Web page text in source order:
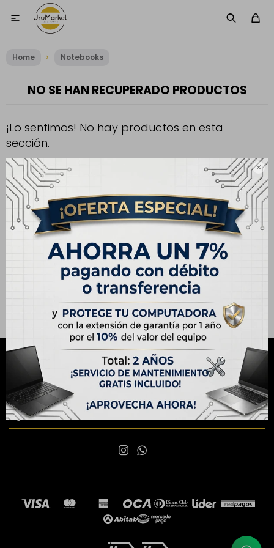


Home Notebooks
NO SE HAN RECUPERADO PRODUCTOS
¡Lo sentimos! No hay productos en esta
sección.
Inténtalo nuevamente con otros criterios de filtrado o busca en
otras secciones de nuestro catálogo.
Filtrando por: Generación:Gen10
NEWSLETTER
¡Suscribite y recibí todas nuestras novedades!
SUSCRIBIRME
 